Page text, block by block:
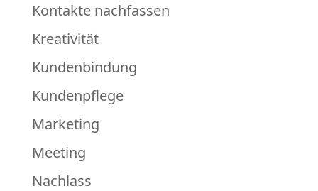
Kontakte nachfassen
Kreativität
Kundenbindung
Kundenpflege
Marketing
Meeting
Nachlass